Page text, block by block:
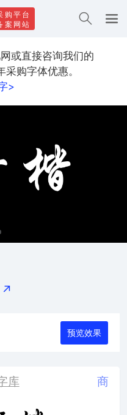
购平台
案网站
或直接咨询我们的
购字体优惠。
>
↗
预览效果
库 商